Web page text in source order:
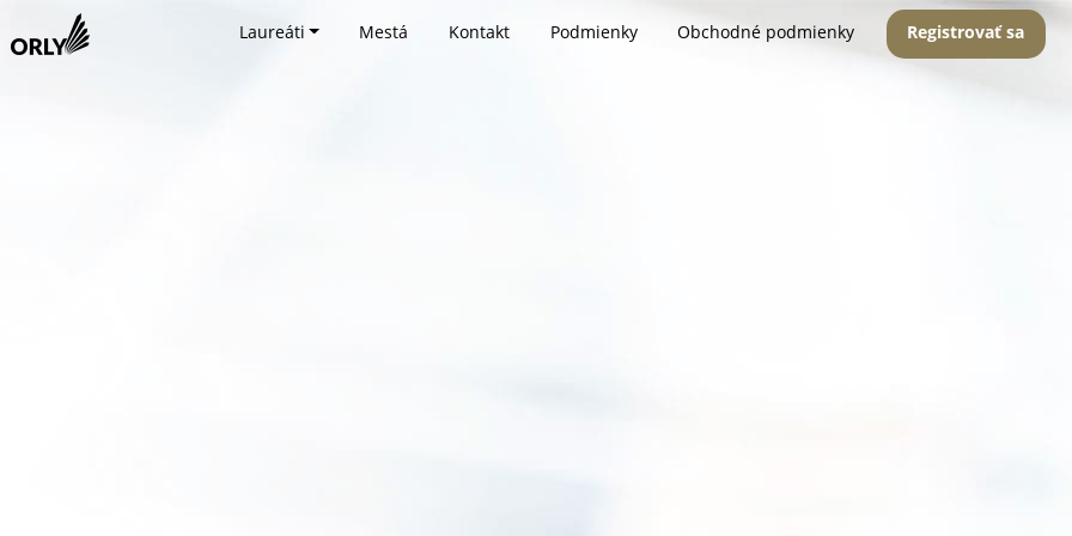
Laureáti Mestá Kontakt Podmienky Obchodné podmienky Registrovať sa